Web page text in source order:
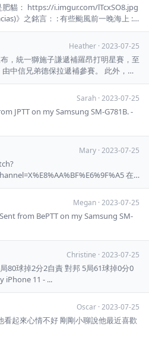
隔天中午左右就會發陸上警報了 : 還是方向因為高壓又微調? - ...
Heather · 2023-07-25
，統一獅施子謙遞補羅昂打明星賽，至
兄弟德保拉遞補參賽。 此外，中
撕裂，改由味全龍拿莫・伊漾遞補參加
Sarah · 2023-07-25
Mary · 2023-07-25
在
件 可能2005也是我一歲的時候，所以
my iPhone ...
Megan · 2023-07-25
Christine · 2023-07-25
80球掉2分2自責 對邦 5局61球掉0分0
自責 ---- Sent from BePTT on my iPhone 11 - ...
Oscar · 2023-07-25